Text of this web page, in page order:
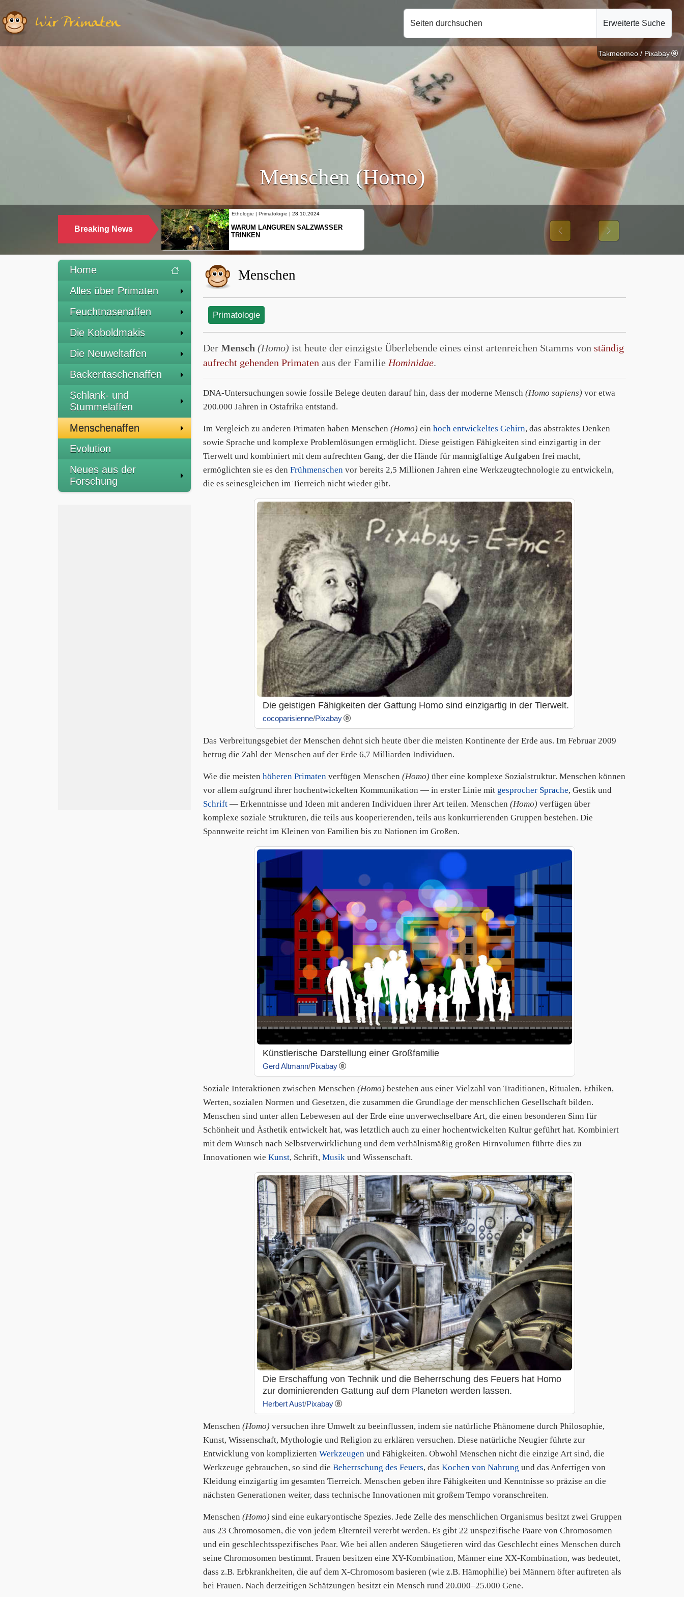
Wir Primaten Seiten durchsuchen Erweiterte Suche
Menschen (Homo)
Breaking News
Ethologie | Primatologie | 10.10.2024
NEUES VON WEIBLICHEN
SCHOPFGIBBONS UND IHRER
Previous Next
Takmeomeo / Pixabay
Home
Alles über Primaten
Feuchtnasenaffen
Die Koboldmakis
Die Neuweltaffen
Backentaschenaffen
Schlank- und
Stummelaffen
Menschenaffen
Evolution
Neues aus der
Forschung
Menschen
Primatologie
Der Mensch (Homo) ist heute der einzigste Überlebende eines einst artenreichen Stamms von ständig
aufrecht gehenden Primaten aus der Familie Hominidae.
DNA-Untersuchungen sowie fossile Belege deuten darauf hin, dass der moderne Mensch (Homo sapiens) vor etwa
200.000 Jahren in Ostafrika entstand.
Im Vergleich zu anderen Primaten haben Menschen (Homo) ein hoch entwickeltes Gehirn, das abstraktes Denken
sowie Sprache und komplexe Problemlösungen ermöglicht. Diese geistigen Fähigkeiten sind einzigartig in der
Tierwelt und kombiniert mit dem aufrechten Gang, der die Hände für mannigfaltige Aufgaben frei macht,
ermöglichten sie es den Frühmenschen vor bereits 2,5 Millionen Jahren eine Werkzeugtechnologie zu entwickeln,
die es seinesgleichen im Tierreich nicht wieder gibt.
Die geistigen Fähigkeiten der Gattung Homo sind einzigartig in der Tierwelt.
cocoparisienne/Pixabay
Das Verbreitungsgebiet der Menschen dehnt sich heute über die meisten Kontinente der Erde aus. Im Februar 2009
betrug die Zahl der Menschen auf der Erde 6,7 Milliarden Individuen.
Wie die meisten höheren Primaten verfügen Menschen (Homo) über eine komplexe Sozialstruktur. Menschen können
vor allem aufgrund ihrer hochentwickelten Kommunikation — in erster Linie mit gesprocher Sprache, Gestik und
Schrift — Erkenntnisse und Ideen mit anderen Individuen ihrer Art teilen. Menschen (Homo) verfügen über
komplexe soziale Strukturen, die teils aus kooperierenden, teils aus konkurrierenden Gruppen bestehen. Die
Spannweite reicht im Kleinen von Familien bis zu Nationen im Großen.
Künstlerische Darstellung einer Großfamilie
Gerd Altmann/Pixabay
Soziale Interaktionen zwischen Menschen (Homo) bestehen aus einer Vielzahl von Traditionen, Ritualen, Ethiken,
Werten, sozialen Normen und Gesetzen, die zusammen die Grundlage der menschlichen Gesellschaft bilden.
Menschen sind unter allen Lebewesen auf der Erde eine unverwechselbare Art, die einen besonderen Sinn für
Schönheit und Ästhetik entwickelt hat, was letztlich auch zu einer hochentwickelten Kultur geführt hat. Kombiniert
mit dem Wunsch nach Selbstverwirklichung und dem verhälnismäßig großen Hirnvolumen führte dies zu
Innovationen wie Kunst, Schrift, Musik und Wissenschaft.
Die Erschaffung von Technik und die Beherrschung des Feuers hat Homo
zur dominierenden Gattung auf dem Planeten werden lassen.
Herbert Aust/Pixabay
Menschen (Homo) versuchen ihre Umwelt zu beeinflussen, indem sie natürliche Phänomene durch Philosophie,
Kunst, Wissenschaft, Mythologie und Religion zu erklären versuchen. Diese natürliche Neugier führte zur
Entwicklung von komplizierten Werkzeugen und Fähigkeiten. Obwohl Menschen nicht die einzige Art sind, die
Werkzeuge gebrauchen, so sind die Beherrschung des Feuers, das Kochen von Nahrung und das Anfertigen von
Kleidung einzigartig im gesamten Tierreich. Menschen geben ihre Fähigkeiten und Kenntnisse so präzise an die
nächsten Generationen weiter, dass technische Innovationen mit großem Tempo voranschreiten.
Menschen (Homo) sind eine eukaryontische Spezies. Jede Zelle des menschlichen Organismus besitzt zwei Gruppen
aus 23 Chromosomen, die von jedem Elternteil vererbt werden. Es gibt 22 unspezifische Paare von Chromosomen
und ein geschlechtsspezifisches Paar. Wie bei allen anderen Säugetieren wird das Geschlecht eines Menschen durch
seine Chromosomen bestimmt. Frauen besitzen eine XY-Kombination, Männer eine XX-Kombination, was bedeutet,
dass z.B. Erbkrankheiten, die auf dem X-Chromosom basieren (wie z.B. Hämophilie) bei Männern öfter auftreten als
bei Frauen. Nach derzeitigen Schätzungen besitzt ein Mensch rund 20.000–25.000 Gene.